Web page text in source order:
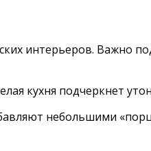
интерьеров. Важно
кухня подчеркнет
небольшими